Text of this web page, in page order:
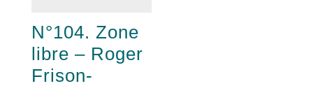
N°104. Zone
libre – Roger
Frison-